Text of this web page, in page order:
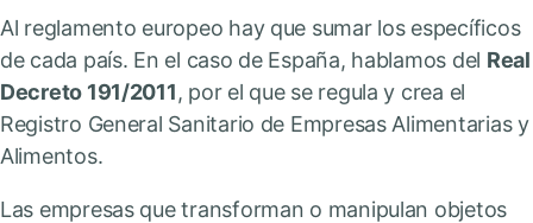
Al reglamento europeo hay que sumar los específicos
de cada país. En el caso de España, hablamos del Real
Decreto 191/2011, por el que se regula y crea el
Registro General Sanitario de Empresas Alimentarias y
Alimentos.
Las empresas que transforman o manipulan objetos